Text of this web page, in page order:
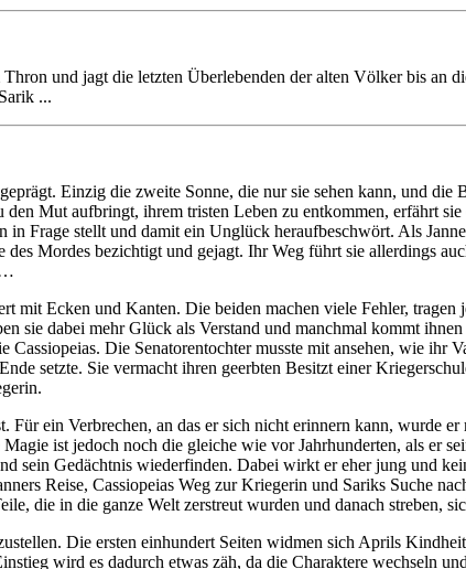
und jagt die letzten Überlebenden der alten Völker bis an
...
Einzig die zweite Sonne, die nur sie sehen kann, und
Mut aufbringt, ihrem tristen Leben zu entkommen, erfährt
Frage stellt und damit ein Unglück heraufbeschwört. Als
Mordes bezichtigt und gejagt. Ihr Weg führt sie allerdings
…
mit Ecken und Kanten. Die beiden machen viele Fehler, tragen
sie dabei mehr Glück als Verstand und manchmal kommt
Die Senatorentochter musste mit ansehen, wie ihr
setzte. Sie vermacht ihren geerbten Besitzt einer
ein Verbrechen, an das er sich nicht erinnern kann, wurde
ist jedoch noch die gleiche wie vor Jahrhunderten, als er
sein Gedächtnis wiederfinden. Dabei wirkt er eher jung und
Reise, Cassiopeias Weg zur Kriegerin und Sariks Suche
die in die ganze Welt zerstreut wurden und danach streben,
Die ersten einhundert Seiten widmen sich Aprils
wird es dadurch etwas zäh, da die Charaktere wechseln